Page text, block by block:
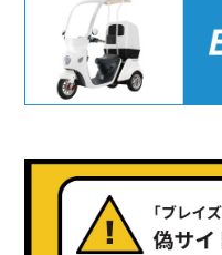
詳
近く